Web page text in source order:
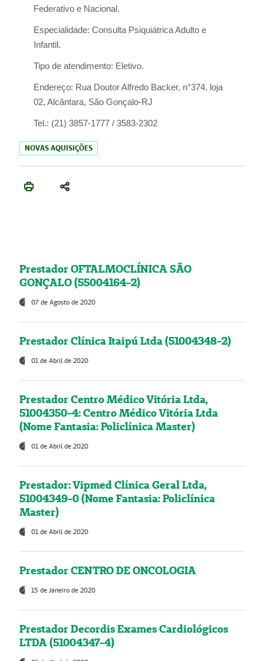
Federativo e Nacional.
Especialidade: Consulta Psiquiátrica Adulto e
Infantil.
Tipo de atendimento: Eletivo.
Endereço: Rua Doutor Alfredo Backer, n°374, loja
02, Alcântara, São Gonçalo-RJ
Tel.: (21) 3857-1777 / 3583-2302
NOVAS AQUISIÇÕES
Prestador OFTALMOCLÍNICA SÃO
GONÇALO (55004164-2)
07 de Agosto de 2020
Prestador Clínica Itaipú Ltda (51004348-2)
01 de Abril de 2020
Prestador Centro Médico Vitória Ltda,
51004350-4: Centro Médico Vitória Ltda
(Nome Fantasia: Policlínica Master)
01 de Abril de 2020
Prestador: Vipmed Clínica Geral Ltda,
51004349-0 (Nome Fantasia: Policlínica
Master)
01 de Abril de 2020
Prestador CENTRO DE ONCOLOGIA
15 de Janeiro de 2020
Prestador Decordis Exames Cardiológicos
LTDA (51004347-4)